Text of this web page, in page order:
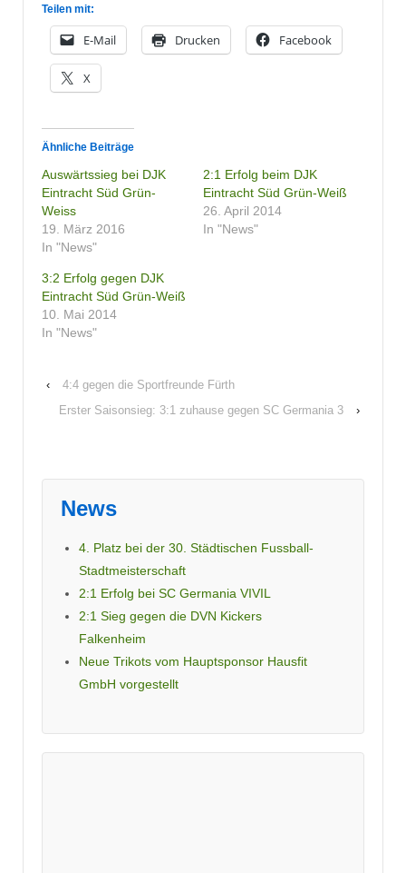
Teilen mit:
E-Mail Drucken Facebook
X
Ähnliche Beiträge
Auswärtssieg bei DJK
Eintracht Süd Grün-
Weiss
19. März 2016
In "News"
2:1 Erfolg beim DJK
Eintracht Süd Grün-Weiß
26. April 2014
In "News"
3:2 Erfolg gegen DJK
Eintracht Süd Grün-Weiß
10. Mai 2014
In "News"
‹
4:4 gegen die Sportfreunde Fürth
Erster Saisonsieg: 3:1 zuhause gegen SC Germania 3
›
News
4. Platz bei der 30. Städtischen Fussball-
Stadtmeisterschaft
2:1 Erfolg bei SC Germania VIVIL
2:1 Sieg gegen die DVN Kickers
Falkenheim
Neue Trikots vom Hauptsponsor Hausfit
GmbH vorgestellt